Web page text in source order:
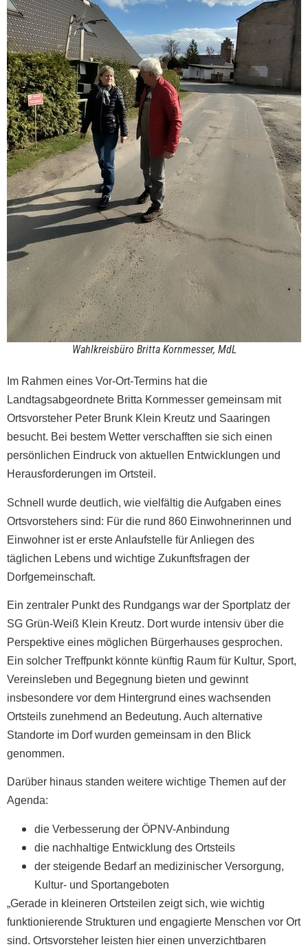
Wahlkreisbüro Britta Kornmesser, MdL
Im Rahmen eines Vor-Ort-Termins hat die
Landtagsabgeordnete Britta Kornmesser gemeinsam mit
Ortsvorsteher Peter Brunk Klein Kreutz und Saaringen
besucht. Bei bestem Wetter verschafften sie sich einen
persönlichen Eindruck von aktuellen Entwicklungen und
Herausforderungen im Ortsteil.
Schnell wurde deutlich, wie vielfältig die Aufgaben eines
Ortsvorstehers sind: Für die rund 860 Einwohnerinnen und
Einwohner ist er erste Anlaufstelle für Anliegen des
täglichen Lebens und wichtige Zukunftsfragen der
Dorfgemeinschaft.
Ein zentraler Punkt des Rundgangs war der Sportplatz der
SG Grün-Weiß Klein Kreutz. Dort wurde intensiv über die
Perspektive eines möglichen Bürgerhauses gesprochen.
Ein solcher Treffpunkt könnte künftig Raum für Kultur, Sport,
Vereinsleben und Begegnung bieten und gewinnt
insbesondere vor dem Hintergrund eines wachsenden
Ortsteils zunehmend an Bedeutung. Auch alternative
Standorte im Dorf wurden gemeinsam in den Blick
genommen.
Darüber hinaus standen weitere wichtige Themen auf der
Agenda:
die Verbesserung der ÖPNV-Anbindung
die nachhaltige Entwicklung des Ortsteils
der steigende Bedarf an medizinischer Versorgung,
Kultur- und Sportangeboten
„Gerade in kleineren Ortsteilen zeigt sich, wie wichtig
funktionierende Strukturen und engagierte Menschen vor Ort
sind. Ortsvorsteher leisten hier einen unverzichtbaren